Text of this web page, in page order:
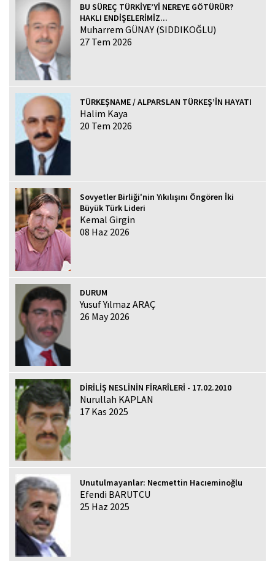
BU SÜREÇ TÜRKİYE’Yİ NEREYE GÖTÜRÜR?
HAKLI ENDİŞELERİMİZ...
Muharrem GÜNAY (SIDDIKOĞLU)
27 Tem 2026
TÜRKEŞNAME / ALPARSLAN TÜRKEŞ’İN HAYATI
Halim Kaya
20 Tem 2026
Sovyetler Birliği'nin Yıkılışını Öngören İki
Büyük Türk Lideri
Kemal Girgin
08 Haz 2026
DURUM
Yusuf Yılmaz ARAÇ
26 May 2026
DİRİLİŞ NESLİNİN FİRARÎLERİ - 17.02.2010
Nurullah KAPLAN
17 Kas 2025
Unutulmayanlar: Necmettin Hacıeminoğlu
Efendi BARUTCU
25 Haz 2025